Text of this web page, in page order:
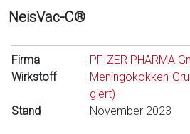
die
Lupe
klicken,
um
alle
Fachinformationen
anzuzeigen
e
l
l
n
NeisVac-C®
Firma
PFIZER PHARMA
Wirkstoff
Meningokokken-
giert)
Stand
November 2023